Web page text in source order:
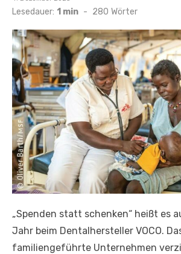
am
Lesedauer: 1 min - 280 Wörter
„Spenden statt schenken“ heißt es
Jahr beim Dentalhersteller VOCO.
familiengeführte Unternehmen